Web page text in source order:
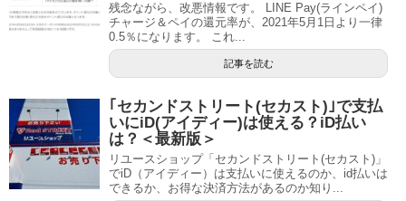
残念ながら、改悪情報です。 LINE Pay(ラインペイ)
チャージ＆ペイの還元率が、2021年5月1日より一律
0.5％になります。 これ...
記事を読む
｢セカンドストリート(セカスト)｣で支払
いにiD(アイディー)は使える？iD払い
は？＜最新版＞
リユースショップ「セカンドストリート(セカスト)」
でiD（アイディー）は支払いに使えるのか、id払いは
できるか、お得な決済方法があるのか知り...